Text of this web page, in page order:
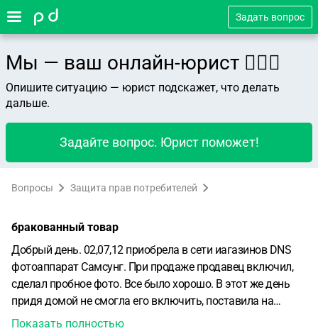
Задать вопрос
Мы — ваш онлайн-юрист 👨🏻‍⚖️
Опишите ситуацию — юрист подскажет, что делать
дальше.
Задайте вопрос. Юрист поможет!
Вопросы Защита прав потребителей
бракованный товар
Добрый день. 02,07,12 приобрела в сети иагазинов DNS
фотоаппарат Самсунг. При продаже продавец включил,
сделал пробное фото. Все было хорошо. В этот же день
придя домой не смогла его включить, поставила на
зарядку ( индикатор горел) , ночь простоял на зарядке
Показать полностью